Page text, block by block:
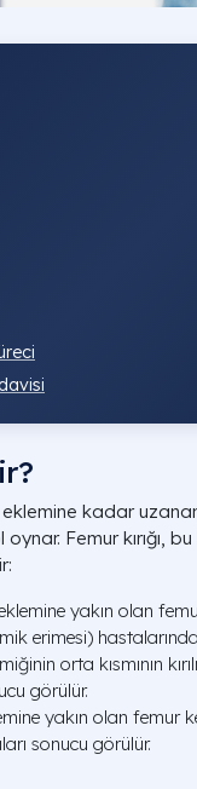
kadar
oynar. Femur kırığı,
yakın olan
erimesi)
orta kısmının
görülür.
yakın olan femur
sonucu görülür.